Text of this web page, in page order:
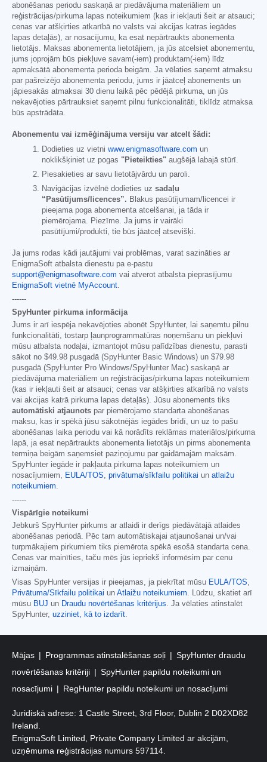
abonēšanas periodu saskaņā ar piedāvājuma materiāliem un
reģistrācijas/pirkuma lapas noteikumiem (kas ir iekļauti šeit ar atsauci;
cenas var atšķirties atkarībā no valsts vai akcijas katras iegādes
lapas detaļās), ar nosacījumu, ka esat nepārtraukts abonementa
lietotājs. Maksas abonementa lietotājiem, ja jūs atcelsiet abonementu,
jums joprojām būs piekļuve savam(-iem) produktam(-iem) līdz
apmaksātā abonementa perioda beigām. Ja vēlaties saņemt atmaksu
par pašreizējo abonementa periodu, jums ir jāatceļ abonements un
jāpiesakās atmaksai 30 dienu laikā pēc pēdējā pirkuma, un jūs
nekavējoties pārtrauksiet saņemt pilnu funkcionalitāti, tiklīdz atmaksa
būs apstrādāta.
Abonementu vai izmēģinājuma versiju var atcelt šādi:
Dodieties uz vietni www.enigmasoftware.com un
noklikšķiniet uz pogas "Pieteikties" augšējā labajā stūrī.
Piesakieties ar savu lietotājvārdu un paroli.
Navigācijas izvēlnē dodieties uz sadaļu
“Pasūtījums/licences”. Blakus pasūtījumam/licencei ir
pieejama poga abonementa atcelšanai, ja tāda ir
piemērojama. Piezīme. Ja jums ir vairāki
pasūtījumi/produkti, tie būs jāatceļ atsevišķi.
Ja jums rodas kādi jautājumi vai problēmas, varat sazināties ar
EnigmaSoft atbalsta dienestu pa e-pastu
support@enigmasoftware.com vai atverot atbalsta pieprasījumu
EnigmaSoft vietnē MyAccount.
------
SpyHunter pirkuma informācija
Jums ir arī iespēja nekavējoties abonēt SpyHunter, lai saņemtu pilnu
funkcionalitāti, tostarp ļaunprogrammatūras noņemšanu un piekļuvi
mūsu atbalsta nodaļai, izmantojot mūsu palīdzības dienestu, parasti
sākot no $49.98 pusgadā (SpyHunter Basic Windows) un $79.98
pusgadā (SpyHunter Pro Windows/SpyHunter Mac) saskaņā ar
piedāvājuma materiāliem un reģistrācijas/pirkuma lapas noteikumiem
(kas ir iekļauti šeit ar atsauci; cenas var atšķirties atkarībā no valsts
vai akcijas katrā pirkuma lapas detaļās). Jūsu abonements tiks
automātiski atjaunots par piemērojamo standarta abonēšanas
maksu, kas ir spēkā jūsu sākotnējās iegādes brīdī, un uz to pašu
abonēšanas laika periodu vai kā norādīts reklāmas materiālos/pirkuma
lapā, ja esat nepārtraukts abonementa lietotājs un pirms abonementa
termiņa beigām saņemsiet paziņojumu par gaidāmajām maksām.
SpyHunter iegāde ir pakļauta pirkuma lapas noteikumiem un
nosacījumiem, EULA/TOS, privātuma/sīkfailu politikai un atlaižu
noteikumiem.
------
Vispārīgie noteikumi
Jebkurš SpyHunter pirkums ar atlaidi ir derīgs piedāvātajā atlaides
abonēšanas periodā. Pēc tam automātiskajai atjaunošanai un/vai
turpmākajiem pirkumiem tiks piemērota spēkā esošā standarta cena.
Cenas var mainīties, taču mēs jūs iepriekš informēsim par cenu
izmaiņām.
Visas SpyHunter versijas ir pieejamas, ja piekrītat mūsu EULA/TOS,
Privātuma/Sīkfailu politikai un Atlaižu noteikumiem. Lūdzu, skatiet arī
mūsu BUJ un Draudu novērtēšanas kritērijus. Ja vēlaties atinstalēt
SpyHunter, uzziniet, kā to izdarīt.
Mājas Programmas atinstalēšanas soļi
SpyHunter draudu
novērtēšanas kritēriji
SpyHunter papildu noteikumi un
nosacījumi
RegHunter papildu noteikumi un nosacījumi
Juridiskā adrese: 1 Castle Street, 3rd Floor, Dublin 2 D02XD82
Ireland.
EnigmaSoft Limited, Private Company Limited ar akcijām,
uzņēmuma reģistrācijas numurs 597114.